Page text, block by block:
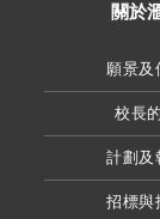
關於
願景及
校長
計劃及
招標與